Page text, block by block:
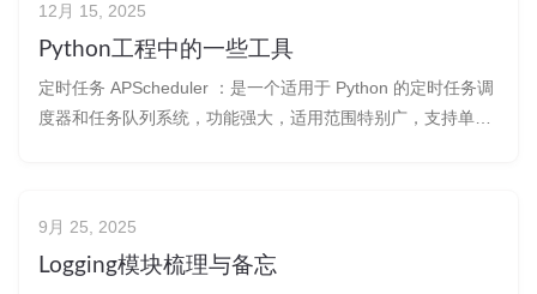
12月 15, 2025
Python工程中的一些工具
定时任务 APScheduler ：是一个适用于 Python 的定时任务调
度器和任务队列系统，功能强大，适用范围特别广，支持单节
9月 25, 2025
Logging模块梳理与备忘